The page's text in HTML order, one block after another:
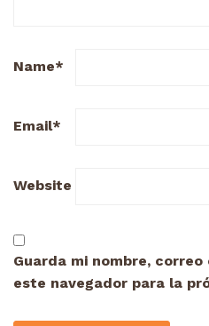
Name*
Email*
Website
Guarda mi nombre,
este navegador para la